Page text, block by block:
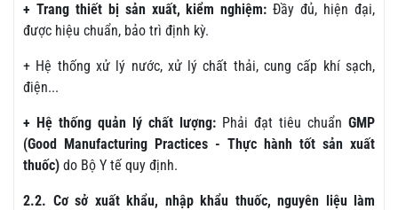
+ Trang thiết bị sản xuất, kiểm nghiệm: Đầy đủ, hiện đại,
được hiệu chuẩn, bảo trì định kỳ.
+ Hệ thống xử lý nước, xử lý chất thải, cung cấp khí sạch,
điện...
+ Hệ thống quản lý chất lượng: Phải đạt tiêu chuẩn GMP
(Good Manufacturing Practices - Thực hành tốt sản xuất
thuốc) do Bộ Y tế quy định.
2.2. Cơ sở xuất khẩu, nhập khẩu thuốc, nguyên liệu làm